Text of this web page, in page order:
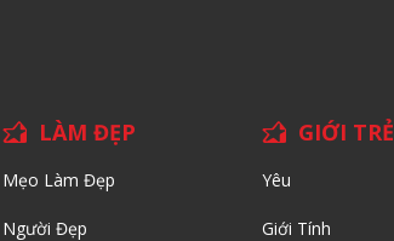
LÀM ĐẸP
Mẹo Làm Đẹp
Người Đẹp
GIỚI TRẺ
Yêu
Giới Tính